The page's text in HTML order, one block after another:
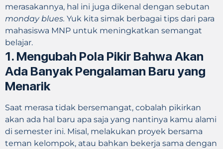
merasakannya, hal ini juga dikenal dengan sebutan
monday blues. Yuk kita simak berbagai tips dari para
mahasiswa MNP untuk meningkatkan semangat
belajar.
1. Mengubah Pola Pikir Bahwa Akan
Ada Banyak Pengalaman Baru yang
Menarik
Saat merasa tidak bersemangat, cobalah pikirkan
akan ada hal baru apa saja yang nantinya kamu alami
di semester ini. Misal, melakukan proyek bersama
teman kelompok, atau bahkan bekerja sama dengan